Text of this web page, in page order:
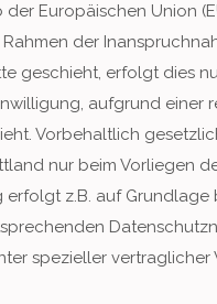
Europäischen Union
der
geschieht, erfolgt dies
aufgrund
Vorbehaltlich
nur beim Vorliegen
erfolgt z.B. auf
spezieller